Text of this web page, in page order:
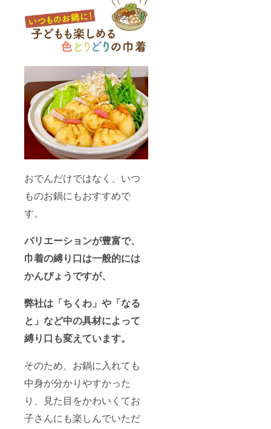
おでんだけではなく、いつ
ものお鍋にもおすすめで
す。
バリエーションが豊富で、
巾着の縛り口は一般的には
かんぴょうですが、
弊社は「ちくわ」や「なる
と」など中の具材によって
縛り口も変えています。
そのため、お鍋に入れても
中身が分かりやすかった
り、見た目をかわいくてお
子さんにも楽しんでいただ